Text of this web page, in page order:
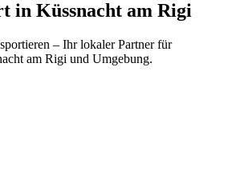
in Küssnacht am Rigi
– Ihr lokaler Partner für
am Rigi und Umgebung.